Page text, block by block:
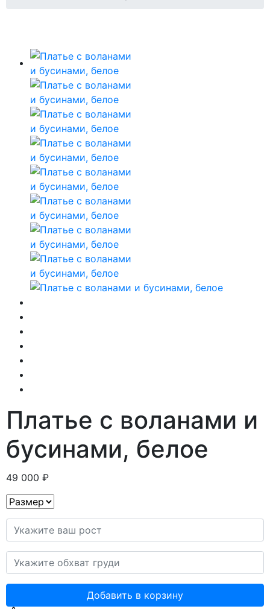
Платье с воланами и
бусинами, белое
49 000 ₽
Добавить в корзину